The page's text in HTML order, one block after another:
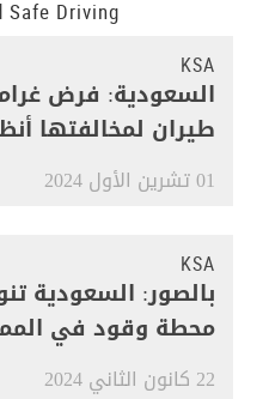
Safe Driving
KSA
طيران لمخالفتها
01 تشرين الأول 2024
KSA
بالصور: السعودية
مركبة
22 كانون الثاني 2024